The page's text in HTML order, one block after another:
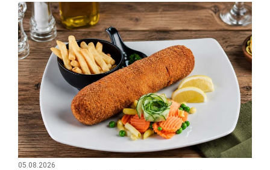
05.08.2026